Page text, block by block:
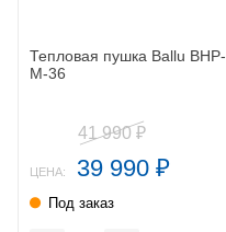
Тепловая пушка Ballu BHP-
M-36
41 990 ₽
ЦЕНА: 39 990 ₽
Под заказ